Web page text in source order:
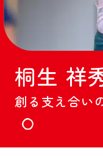
桐生 祥秀
体操
橋本 大輝選
柔道
出口 ケリー
サポート選
みんなと
2035年
５
桐生 祥
創 る 支え合い